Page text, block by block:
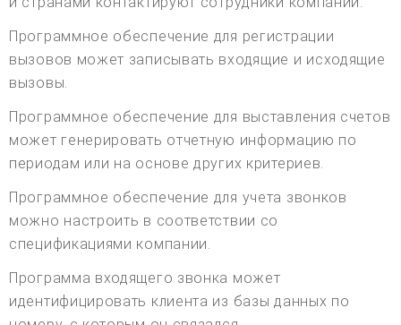
Программное обеспечение для регистрации
вызовов может записывать входящие и исходящие
вызовы.
Программное обеспечение для выставления счетов
может генерировать отчетную информацию по
периодам или на основе других критериев.
Программное обеспечение для учета звонков
можно настроить в соответствии со
спецификациями компании.
Программа входящего звонка может
идентифицировать клиента из базы данных по